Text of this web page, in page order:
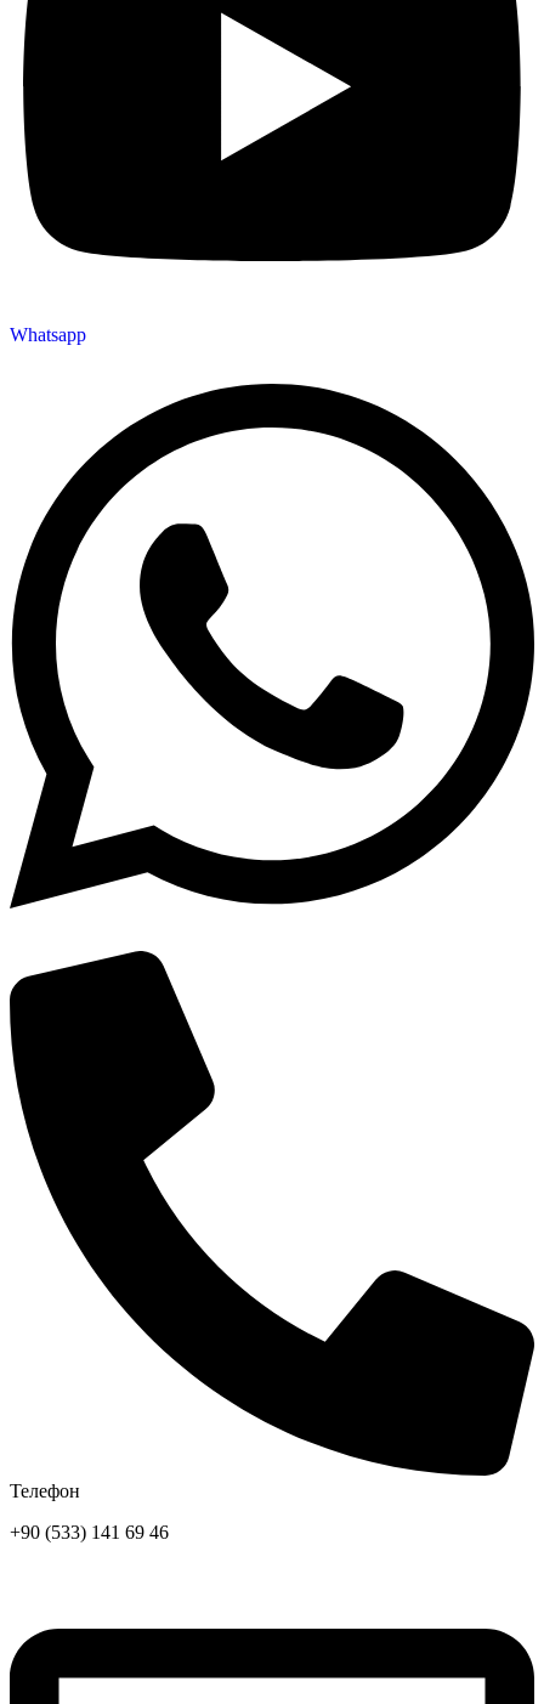
Whatsapp
Телефон
+90 (533) 141 69 46